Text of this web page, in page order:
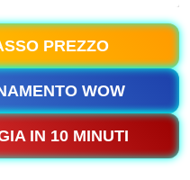
PREZZO
WOW
IN 10 MINUTI